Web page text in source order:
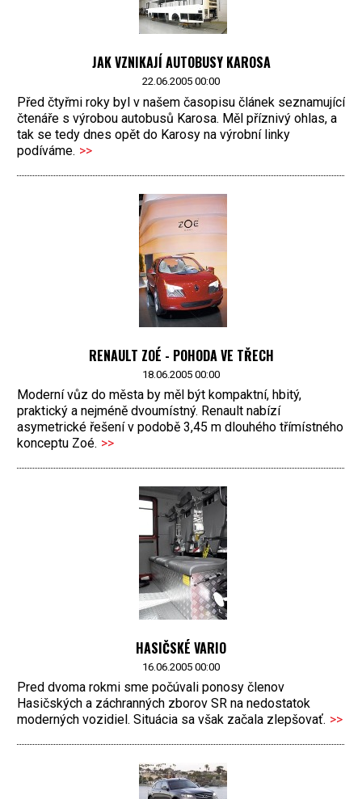
JAK VZNIKAJÍ AUTOBUSY KAROSA
22.06.2005 00:00
Před čtyřmi roky byl v našem časopisu článek seznamující
čtenáře s výrobou autobusů Karosa. Měl příznivý ohlas, a
tak se tedy dnes opět do Karosy na výrobní linky
podíváme. >>
RENAULT ZOÉ - POHODA VE TŘECH
18.06.2005 00:00
Moderní vůz do města by měl být kompaktní, hbitý,
praktický a nejméně dvoumístný. Renault nabízí
asymetrické řešení v podobě 3,45 m dlouhého třímístného
konceptu Zoé. >>
HASIČSKÉ VARIO
16.06.2005 00:00
Pred dvoma rokmi sme počúvali ponosy členov
Hasičských a záchranných zborov SR na nedostatok
moderných vozidiel. Situácia sa však začala zlepšovať. >>